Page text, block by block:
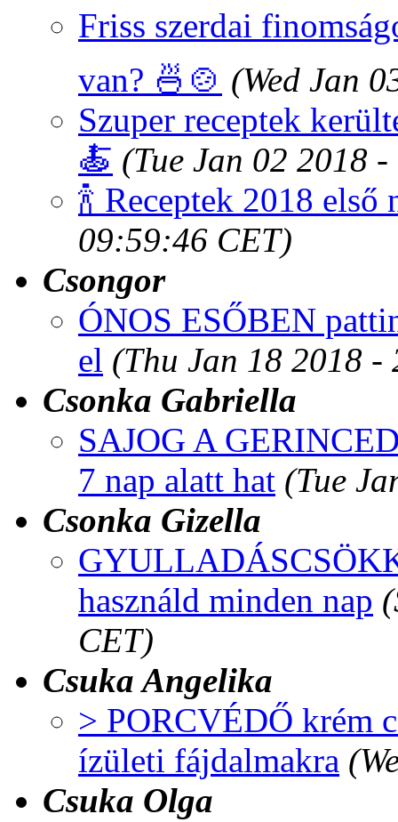
Friss szerdai
van? 🍜🍲 (Wed Jan
Szuper receptek
🍝 (Tue Jan 02 2018
🍾 Receptek 2018 első
09:59:46 CET)
Csongor
ÓNOS ESŐBEN
el (Thu Jan 18 2018
Csonka Gabriella
SAJOG A
7 nap alatt hat (Tue
Csonka Gizella
használd minden nap
CET)
Csuka Angelika
> PORCVÉDŐ krém
ízületi fájdalmakra
Csuka Olga